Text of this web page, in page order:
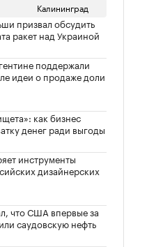
Калининград
призвал обсудить
ракет над Украиной
поддержали
идеи о продаже доли
как бизнес
денег ради выгоды
инструменты
дизайнерских
что США впервые за
саудовскую нефть